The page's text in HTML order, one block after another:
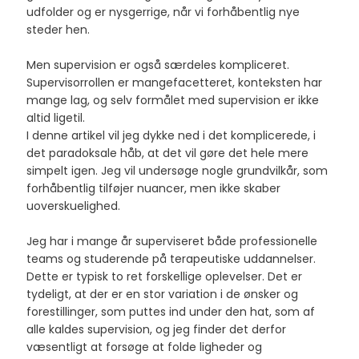
udfolder og er nysgerrige, når vi forhåbentlig nye
steder hen.
Men supervision er også særdeles kompliceret.
Supervisorrollen er mangefacetteret, konteksten har
mange lag, og selv formålet med supervision er ikke
altid ligetil.
I denne artikel vil jeg dykke ned i det komplicerede, i
det paradoksale håb, at det vil gøre det hele mere
simpelt igen. Jeg vil undersøge nogle grundvilkår, som
forhåbentlig tilføjer nuancer, men ikke skaber
uoverskuelighed.
Jeg har i mange år superviseret både professionelle
teams og studerende på terapeutiske uddannelser.
Dette er typisk to ret forskellige oplevelser. Det er
tydeligt, at der er en stor variation i de ønsker og
forestillinger, som puttes ind under den hat, som af
alle kaldes supervision, og jeg finder det derfor
væsentligt at forsøge at folde ligheder og